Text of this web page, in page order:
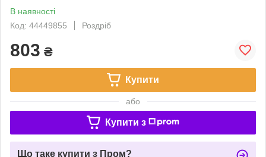
В наявності
Код: 44449855
Роздріб
803 ₴
Купити
або
Купити з
Що таке купити з Пром?